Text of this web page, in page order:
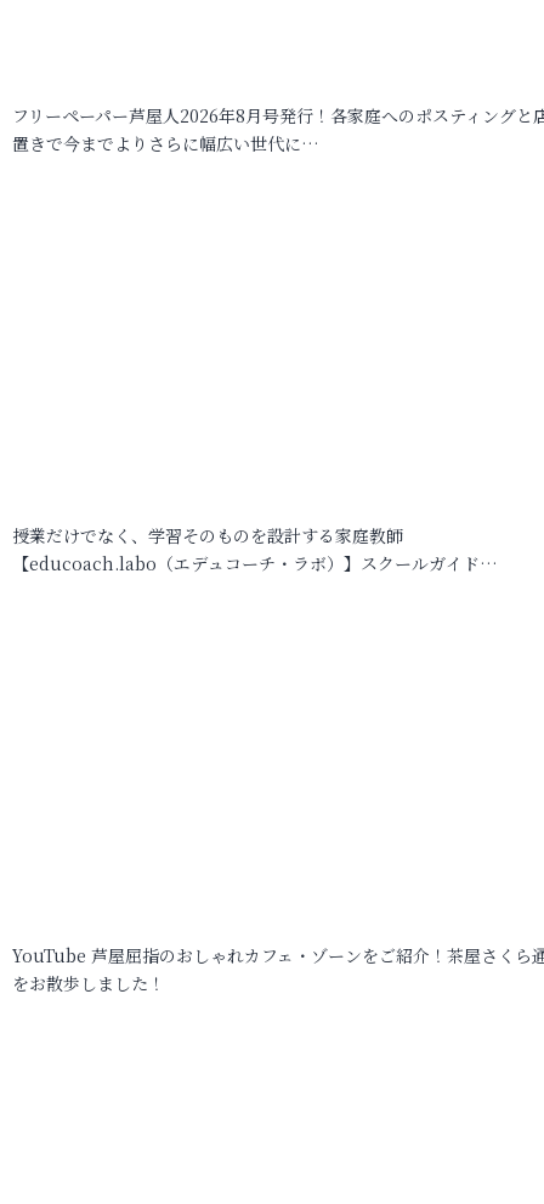
フリーペーパー芦屋人2026年8月号発行！各家庭へのポスティングと
置きで今までよりさらに幅広い世代に…
授業だけでなく、学習そのものを設計する家庭教師
【educoach.labo（エデュコーチ・ラボ）】スクールガイド…
YouTube 芦屋屈指のおしゃれカフェ・ゾーンをご紹介！茶屋さくら
をお散歩しました！